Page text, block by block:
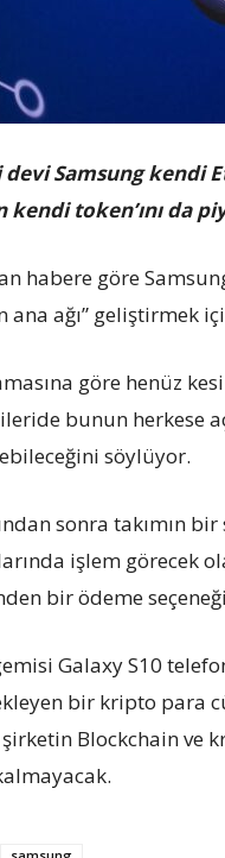
Samsung kendi
token’ını da
habere göre
ağı” geliştirmek
göre henüz
bunun herkese
söylüyor.
sonra takımın
işlem görecek
bir ödeme
Galaxy S10
bir kripto para
şirketin Blockchain ve